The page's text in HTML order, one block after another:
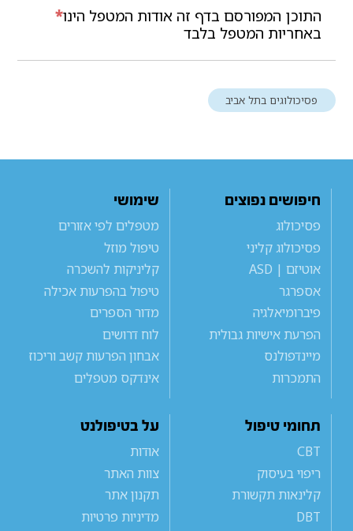
*התוכן המפורסם בדף זה אודות המטפל הינו
באחריות המטפל בלבד
פסיכולוגים בתל אביב
חיפושים נפוצים
פסיכולוג
פסיכולוג קליני
אוטיזם | ASD
אספרגר
פיברומיאלגיה
הפרעת אישיות גבולית
מיינדפולנס
התמכרות
שימושי
מטפלים לפי אזורים
טיפול מוזל
קליניקות להשכרה
טיפול בהפרעות אכילה
מדור הספרים
לוח דרושים
אבחון הפרעות קשב וריכוז
אינדקס מטפלים
תחומי טיפול
CBT
ריפוי בעיסוק
קלינאות תקשורת
DBT
על בטיפולנט
אודות
צוות האתר
תקנון אתר
מדיניות פרטיות